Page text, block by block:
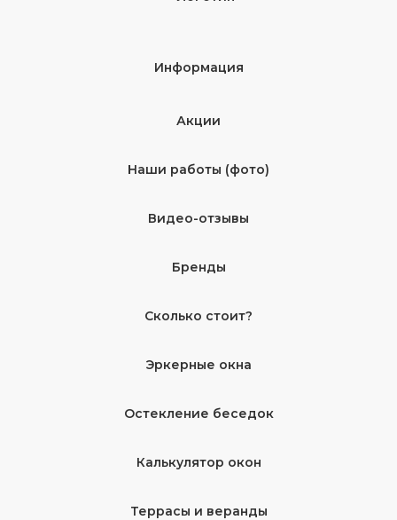
Информация
Акции
Наши работы (фото)
Видео-отзывы
Бренды
Сколько стоит?
Эркерные окна
Остекление беседок
Калькулятор окон
Террасы и веранды